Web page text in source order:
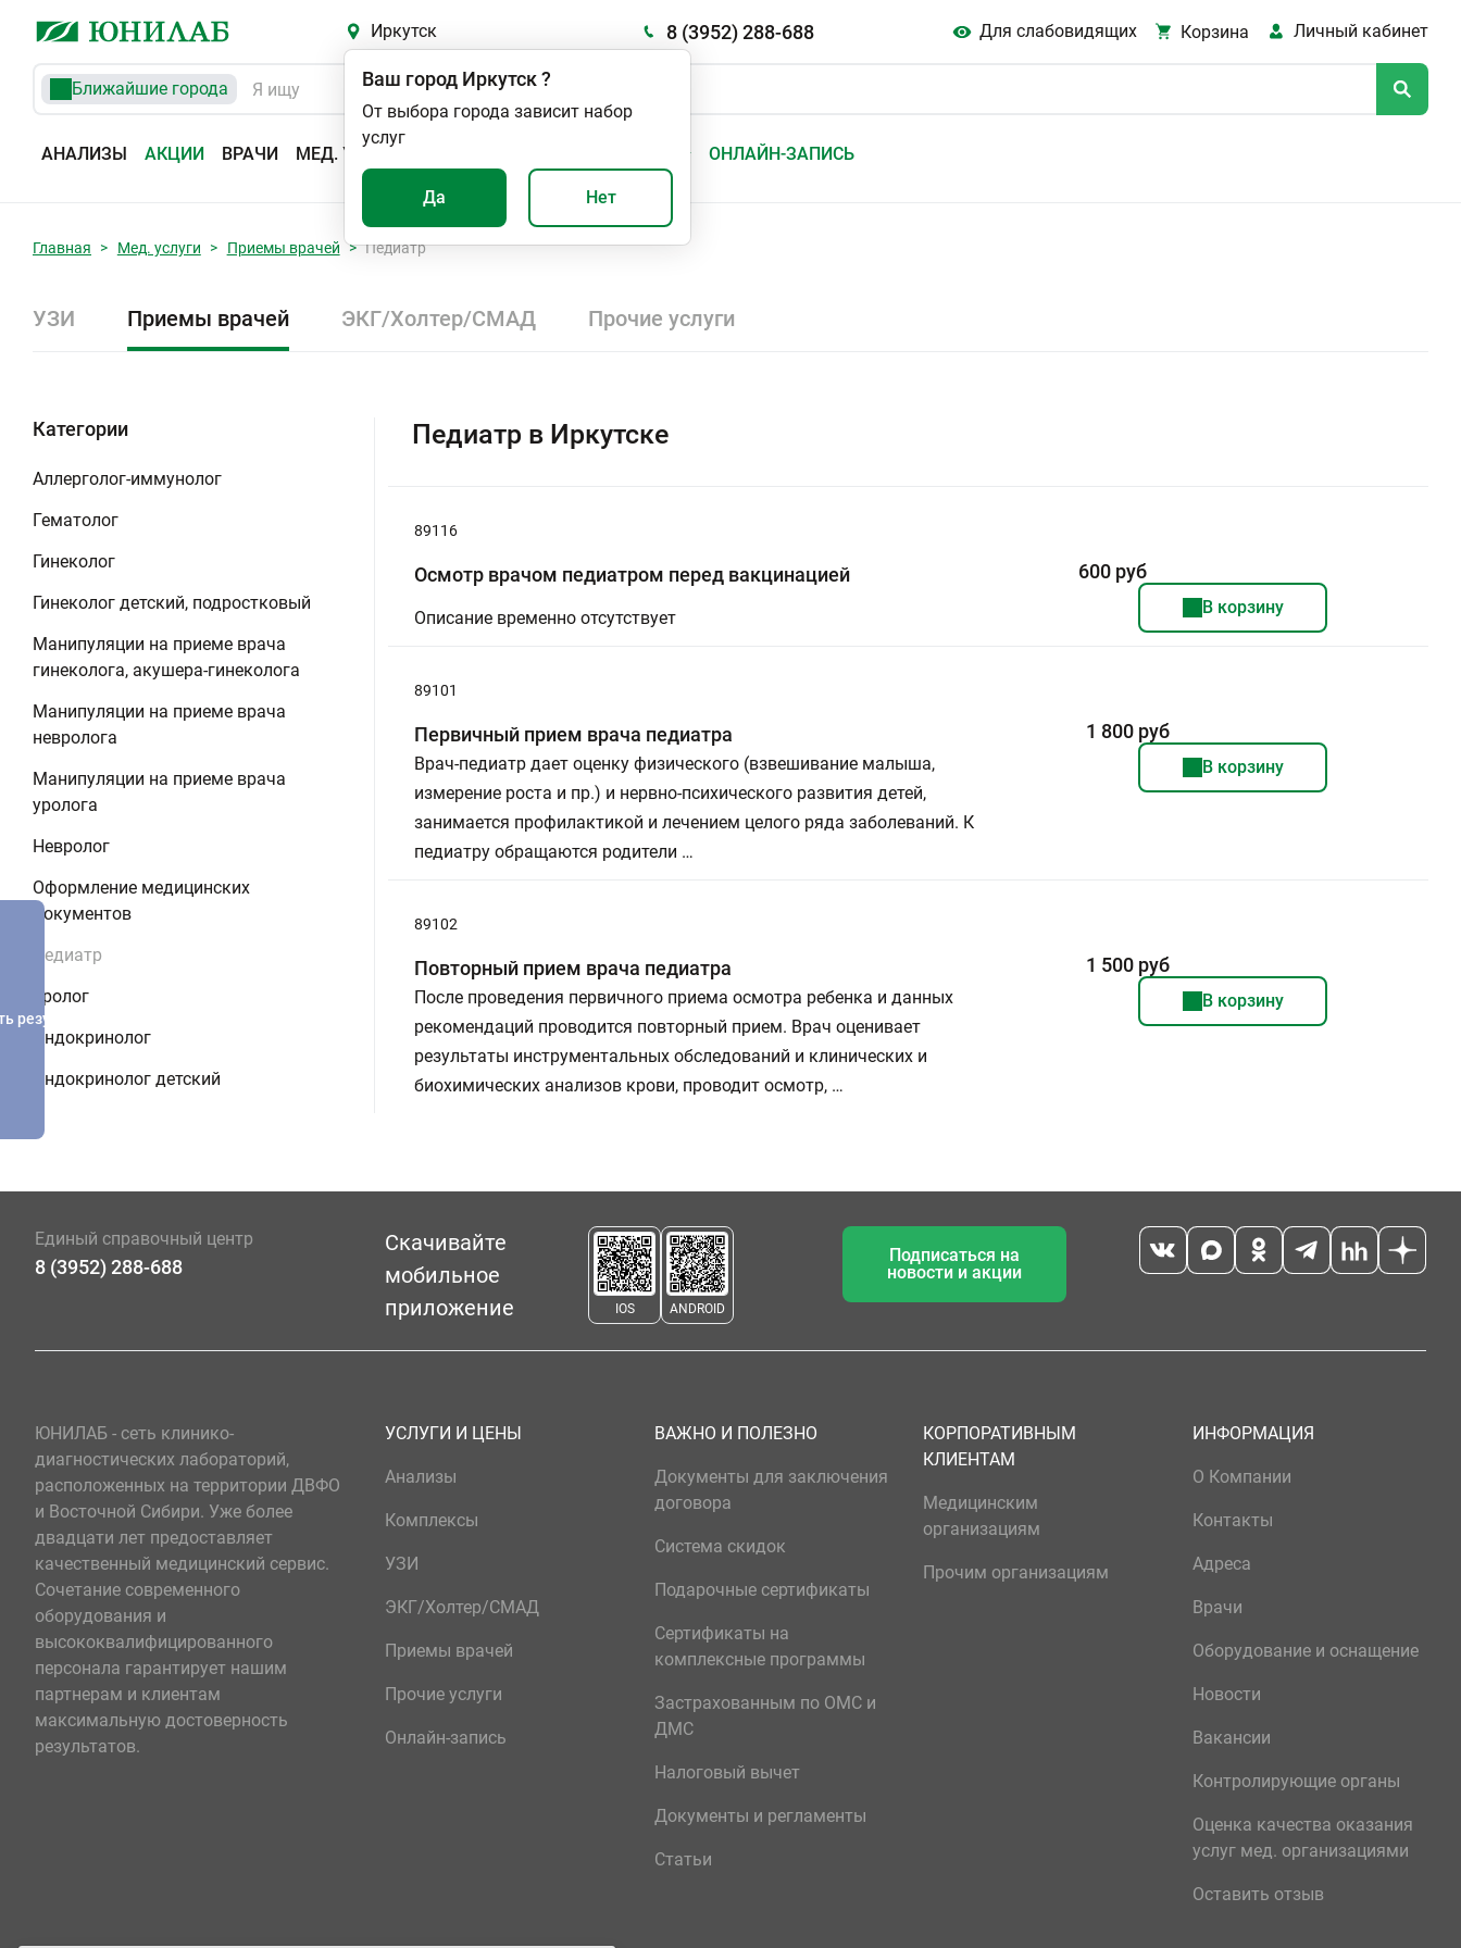
Иркутск 8 (3952) 288-688 Для слабовидящих Корзина Личный кабинет
Ближайшие города
АНАЛИЗЫ АКЦИИ ВРАЧИ МЕД. УСЛУГИ ОНЛАЙН-ЗАПИСЬ
Ваш город Иркутск?
От выбора города зависит набор
услуг
Да Нет
Главная Мед. услуги Приемы врачей Педиатр
УЗИ Приемы врачей ЭКГ/Холтер/СМАД Прочие услуги
Категории
Аллерголог-иммунолог
Гематолог
Гинеколог
Гинеколог детский, подростковый
Манипуляции на приеме врача
гинеколога, акушера-гинеколога
Манипуляции на приеме врача
невролога
Манипуляции на приеме врача
уролога
Невролог
Оформление медицинских
документов
Педиатр
Уролог
Эндокринолог
Эндокринолог детский
Педиатр в Иркутске
89116
Осмотр врачом педиатром перед вакцинацией
Описание временно отсутствует
600 руб
В корзину
89101
Первичный прием врача педиатра
Врач-педиатр дает оценку физического (взвешивание малыша,
измерение роста и пр.) и нервно-психического развития детей,
занимается профилактикой и лечением целого ряда заболеваний. К
педиатру обращаются родители …
1 800 руб
В корзину
89102
Повторный прием врача педиатра
После проведения первичного приема осмотра ребенка и данных
рекомендаций проводится повторный прием. Врач оценивает
результаты инструментальных обследований и клинических и
биохимических анализов крови, проводит осмотр, …
1 500 руб
В корзину
результатов
Единый справочный центр
8 (3952) 288-688
Скачивайте
мобильное
приложение
IOS ANDROID
Подписаться на
новости и акции
ЮНИЛАБ - сеть клинико-
диагностических лабораторий,
расположенных на территории ДВФО
и Восточной Сибири. Уже более
двадцати лет предоставляет
качественный медицинский сервис.
Сочетание современного
оборудования и
высококвалифицированного
персонала гарантирует нашим
партнерам и клиентам
максимальную достоверность
результатов.
УСЛУГИ И ЦЕНЫ
Анализы
Комплексы
УЗИ
ЭКГ/Холтер/СМАД
Приемы врачей
Прочие услуги
Онлайн-запись
ВАЖНО И ПОЛЕЗНО
Документы для заключения
договора
Система скидок
Подарочные сертификаты
Сертификаты на
комплексные программы
Застрахованным по ОМС и
ДМС
Налоговый вычет
Документы и регламенты
Статьи
КОРПОРАТИВНЫМ
КЛИЕНТАМ
Медицинским
организациям
Прочим организациям
ИНФОРМАЦИЯ
О Компании
Контакты
Адреса
Врачи
Оборудование и оснащение
Новости
Вакансии
Контролирующие органы
Оценка качества оказания
услуг мед. организациями
Оставить отзыв